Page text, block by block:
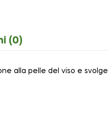
(0)
alla pelle del viso e svolge